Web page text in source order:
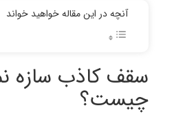
آنچه در این مقاله خواهید خواند
سقف کاذب سازه
چیست؟